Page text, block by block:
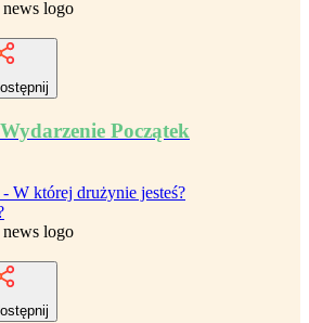
Początek